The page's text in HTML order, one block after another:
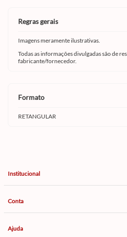
regras gerais
Imagens meramente ilustrativas.
Todas as informações divulgadas são de
fabricante/fornecedor.
formato
RETANGULAR
Institucional
Conta
Ajuda